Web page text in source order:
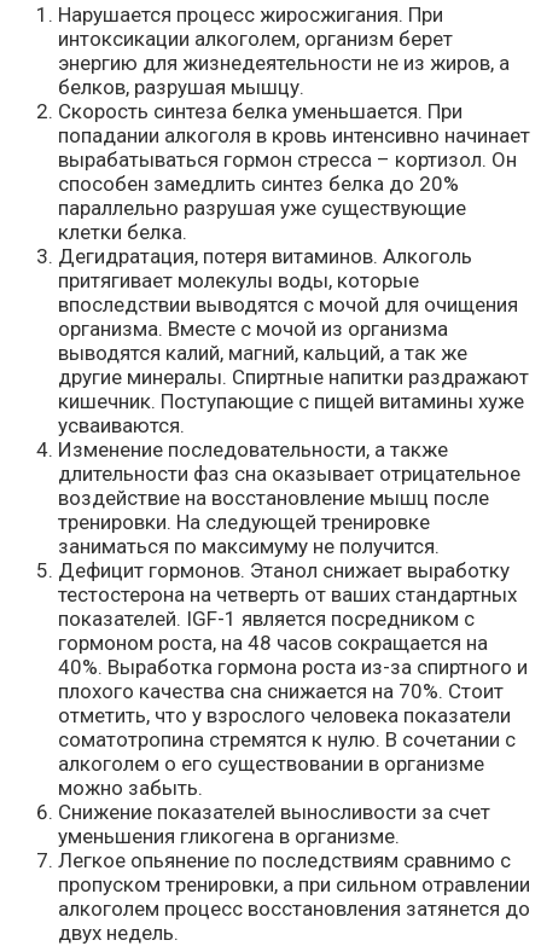
Нарушается процесс жиросжигания. При
интоксикации алкоголем, организм берет
энергию для жизнедеятельности не из жиров, а
белков, разрушая мышцу.
Скорость синтеза белка уменьшается. При
попадании алкоголя в кровь интенсивно начинает
вырабатываться гормон стресса – кортизол. Он
способен замедлить синтез белка до 20%
параллельно разрушая уже существующие
клетки белка.
Дегидратация, потеря витаминов. Алкоголь
притягивает молекулы воды, которые
впоследствии выводятся с мочой для очищения
организма. Вместе с мочой из организма
выводятся калий, магний, кальций, а так же
другие минералы. Спиртные напитки раздражают
кишечник. Поступающие с пищей витамины хуже
усваиваются.
Изменение последовательности, а также
длительности фаз сна оказывает отрицательное
воздействие на восстановление мышц после
тренировки. На следующей тренировке
заниматься по максимуму не получится.
Дефицит гормонов. Этанол снижает выработку
тестостерона на четверть от ваших стандартных
показателей. IGF-1 является посредником с
гормоном роста, на 48 часов сокращается на
40%. Выработка гормона роста из-за спиртного и
плохого качества сна снижается на 70%. Стоит
отметить, что у взрослого человека показатели
соматотропина стремятся к нулю. В сочетании с
алкоголем о его существовании в организме
можно забыть.
Снижение показателей выносливости за счет
уменьшения гликогена в организме.
Легкое опьянение по последствиям сравнимо с
пропуском тренировки, а при сильном отравлении
алкоголем процесс восстановления затянется до
двух недель.